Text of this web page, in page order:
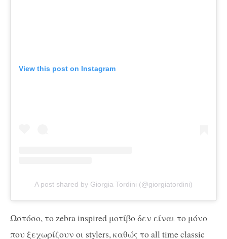
View this post on Instagram
A post shared by Giorgia Tordini (@giorgiatordini)
Ωστόσο, το zebra inspired μοτίβο δεν είναι το μόνο
που ξεχωρίζουν οι stylers, καθώς το all time classic